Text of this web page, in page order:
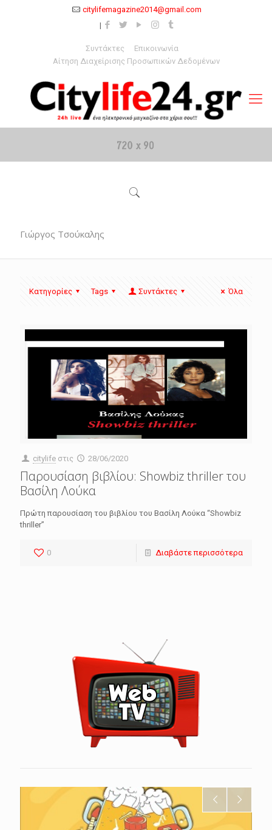
citylifemagazine2014@gmail.com
Συντάκτες
Επικοινωνία
Αίτηση Διαχείρισης Προσωπικών Δεδομένων
Γιώργος Τσούκαλης
Κατηγορίες Tags Συντάκτες Όλα
citylife στις 28/06/2020
Παρουσίαση βιβλίου: Showbiz thriller του
Βασίλη Λούκα
Πρώτη παρουσίαση του βιβλίου του Βασίλη Λούκα “Showbiz
thriller”
0 Διαβάστε περισσότερα